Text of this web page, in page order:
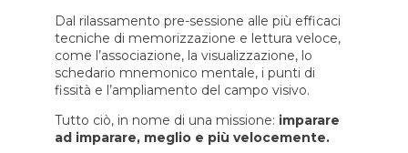
Dal rilassamento pre-sessione alle più efficaci
tecniche di memorizzazione e lettura veloce,
come l’associazione, la visualizzazione, lo
schedario mnemonico mentale, i punti di
fissità e l’ampliamento del campo visivo.
Tutto ciò, in nome di una missione: imparare
ad imparare, meglio e più velocemente.